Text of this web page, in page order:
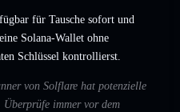
für Tausche sofort und
Solana-Wallet ohne
Schlüssel kontrollierst.
von Solflare hat potenzielle
Überprüfe immer vor dem